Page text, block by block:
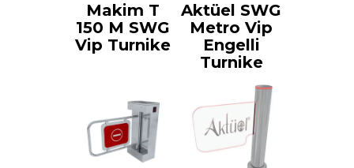
Makim T
150 M SWG
Vip Turnike
Aktüel SWG
Metro Vip
Engelli
Turnike